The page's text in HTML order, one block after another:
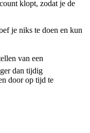
klopt, zodat je de
je niks te doen en kun
van een
dan tijdig
door op tijd te